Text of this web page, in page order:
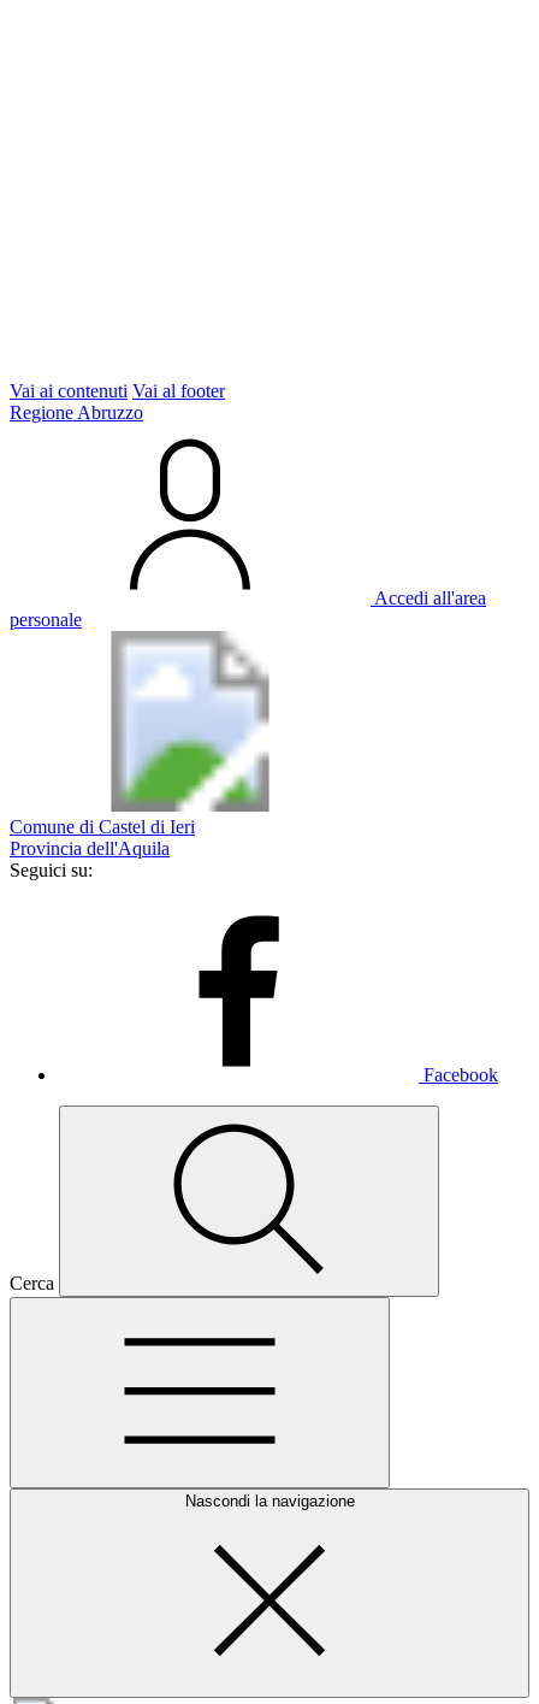
Vai ai contenuti Vai al footer
Regione Abruzzo
Accedi all'area
personale
Comune di Castel di Ieri
Provincia dell'Aquila
Seguici su:
Facebook
Cerca
Nascondi la navigazione